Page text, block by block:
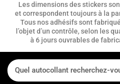
Les dimensions des stickers
et correspondent toujours à la
Tous nos adhésifs sont
l’objet d’un contrôle, selon les
à 6 jours ouvrables de